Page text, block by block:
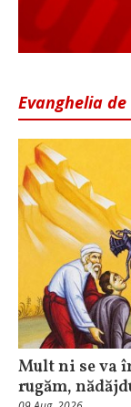
Evanghelia
Mult ni se va
rugăm,